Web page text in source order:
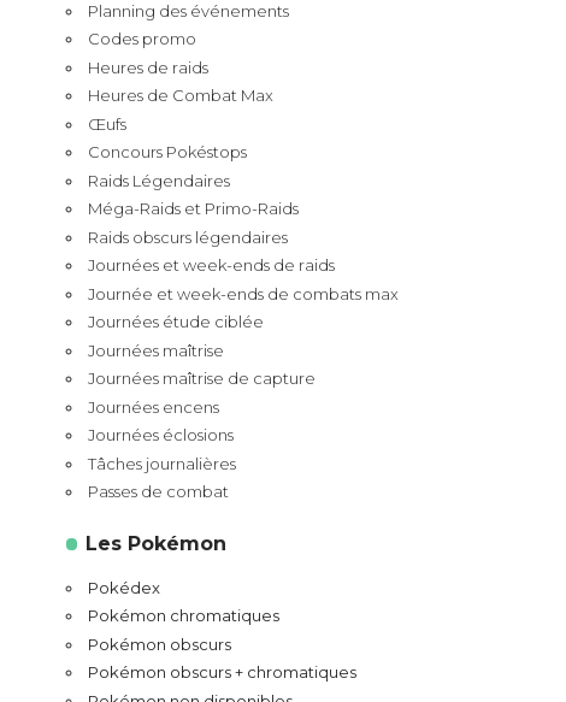
Planning des événements
Codes promo
Heures de raids
Heures de Combat Max
Œufs
Concours Pokéstops
Raids Légendaires
Méga-Raids et Primo-Raids
Raids obscurs légendaires
Journées et week-ends de raids
Journée et week-ends de combats max
Journées étude ciblée
Journées maîtrise
Journées maîtrise de capture
Journées encens
Journées éclosions
Tâches journalières
Passes de combat
Les Pokémon
Pokédex
Pokémon chromatiques
Pokémon obscurs
Pokémon obscurs + chromatiques